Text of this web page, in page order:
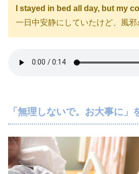
I stayed in bed all day, but my
一日中安静にしていたけど、風邪
「無理しないで。お大事に」